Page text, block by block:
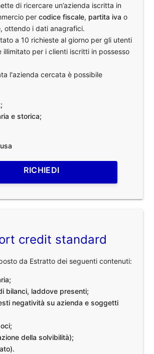
di ricercare un’azienda iscritta in
percodice fiscale, partita iva o
, ottendo i dati anagrafici.
a 10 richieste al giorno per gli utenti
illimitato per i clienti iscritti in possesso
l'azienda cercata è possibile
e storica;
RICHIEDI
credit standard
da Estratto dei seguenti contenuti:
bilanci, laddove presenti;
negatività su azienda e soggetti
della solvibilità);